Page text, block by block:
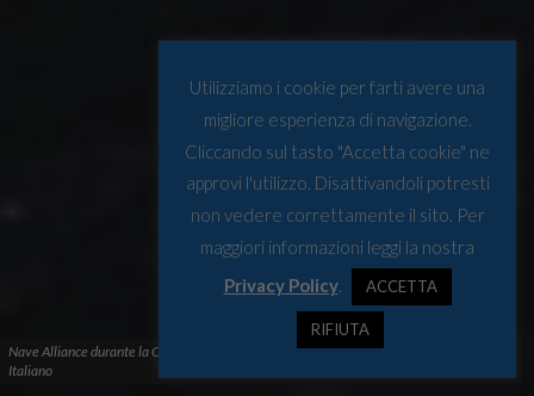
Nave Alliance durante la Campagna Idro-Oceaonografica in Artico © Istituto Idrografico
Italiano
Utilizziamo i cookie per farti avere una
migliore esperienza di navigazione.
Cliccando sul tasto "Accetta cookie" ne
approvi l'utilizzo. Disattivandoli potresti
non vedere correttamente il sito. Per
maggiori informazioni leggi la nostra
Privacy Policy. ACCETTA
RIFIUTA